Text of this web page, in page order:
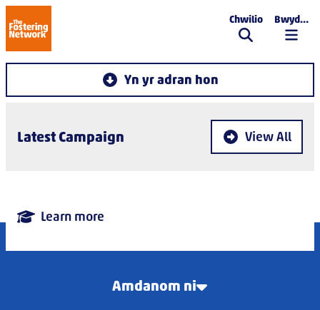
The Fostering Network
Chwilio Bwydlen
Yn yr adran hon
Amdanom ni
Latest Campaign View All
Learn more